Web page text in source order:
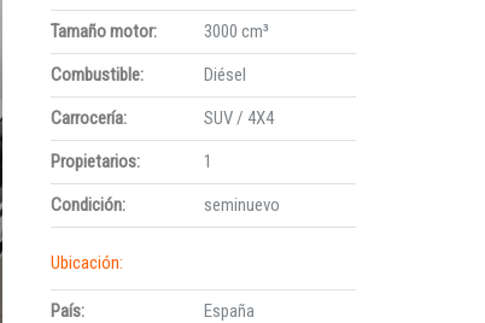
Tamaño motor:
3000 cm³
Combustible:
Diésel
Carrocería:
SUV / 4X4
Propietarios:
1
Condición:
seminuevo
Ubicación:
País:
España